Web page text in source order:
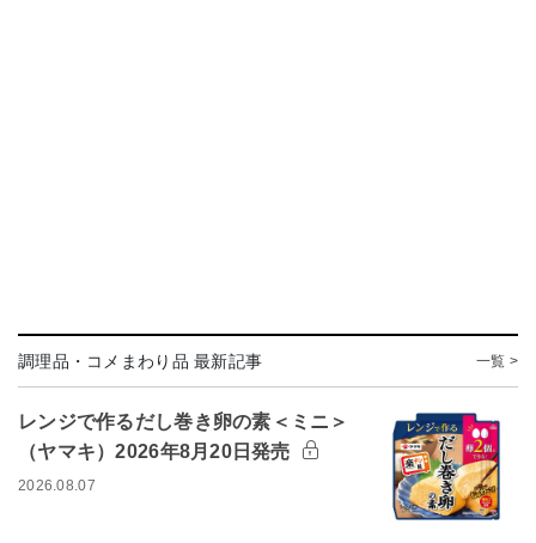
調理品・コメまわり品 最新記事 一覧 >
レンジで作るだし巻き卵の素＜ミニ＞
（ヤマキ）2026年8月20日発売
2026.08.07